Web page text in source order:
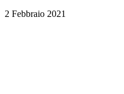
2 Febbraio 2021